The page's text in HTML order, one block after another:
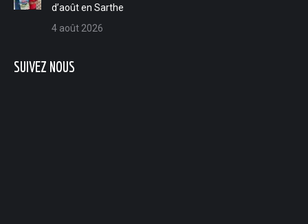
d’août en Sarthe
4 août 2026
SUIVEZ NOUS